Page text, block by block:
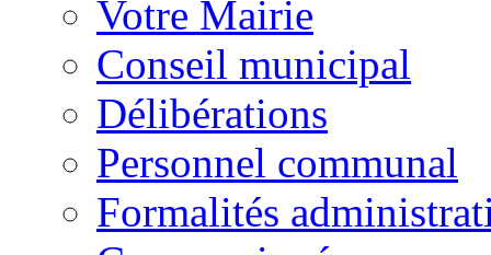
Votre Mairie
Conseil municipal
Délibérations
Personnel communal
Formalités